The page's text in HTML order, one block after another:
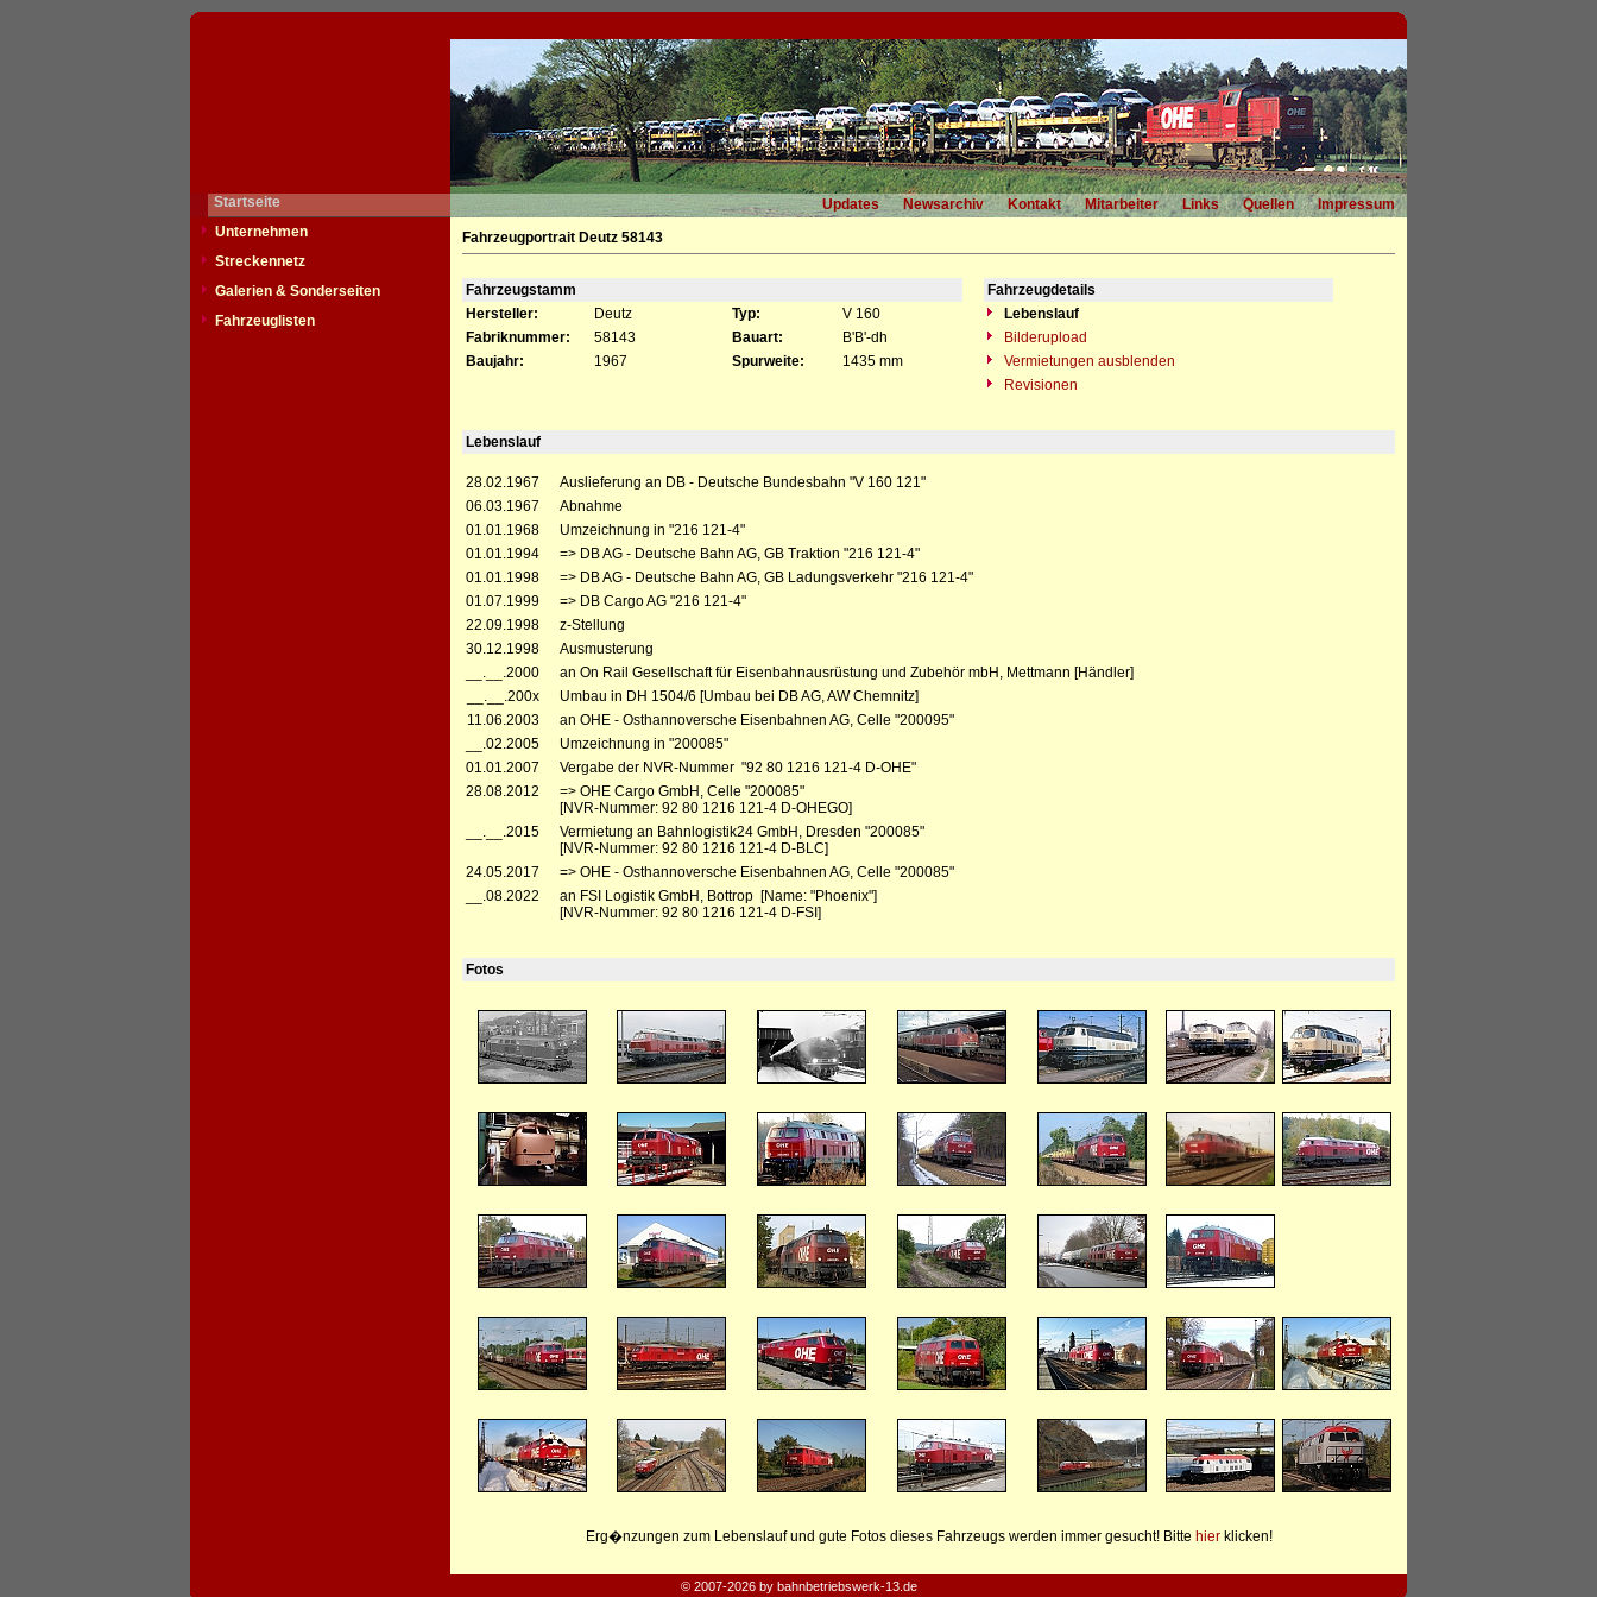
Startseite Updates Newsarchiv Kontakt Mitarbeiter Links Quellen
Impressum
Unternehmen
Streckennetz
Galerien & Sonderseiten
Fahrzeuglisten
Fahrzeugportrait Deutz 58143
Fahrzeugstamm
Fahrzeugdetails
Hersteller:
Deutz Typ: V 160
Lebenslauf
Fabriknummer:
58143 Bauart: B'B'-dh
Bilderupload
Baujahr:
1967 Spurweite: 1435 mm
Vermietungen ausblenden
Revisionen
Lebenslauf
28.02.1967
Auslieferung an DB - Deutsche Bundesbahn "V 160 121"
06.03.1967
Abnahme
01.01.1968
Umzeichnung in "216 121-4"
01.01.1994
=> DB AG - Deutsche Bahn AG, GB Traktion "216 121-4"
01.01.1998
=> DB AG - Deutsche Bahn AG, GB Ladungsverkehr "216 121-4"
01.07.1999
=> DB Cargo AG "216 121-4"
22.09.1998
z-Stellung
30.12.1998
Ausmusterung
__.__.2000
an On Rail Gesellschaft für Eisenbahnausrüstung und Zubehör mbH, Mettmann [Händler]
__.__.200x
Umbau in DH 1504/6 [Umbau bei DB AG, AW Chemnitz]
11.06.2003
an OHE - Osthannoversche Eisenbahnen AG, Celle "200095"
__.02.2005
Umzeichnung in "200085"
01.01.2007
Vergabe der NVR-Nummer "92 80 1216 121-4 D-OHE"
28.08.2012
=> OHE Cargo GmbH, Celle "200085"
[NVR-Nummer: 92 80 1216 121-4 D-OHEGO]
__.__.2015
Vermietung an Bahnlogistik24 GmbH, Dresden "200085"
[NVR-Nummer: 92 80 1216 121-4 D-BLC]
24.05.2017
=> OHE - Osthannoversche Eisenbahnen AG, Celle "200085"
__.08.2022
an FSI Logistik GmbH, Bottrop [Name: "Phoenix"]
[NVR-Nummer: 92 80 1216 121-4 D-FSI]
Fotos
Erg�nzungen zum Lebenslauf und gute Fotos dieses Fahrzeugs werden immer gesucht! Bitte hierklicken!
© 2007-2026 by bahnbetriebswerk-13.de